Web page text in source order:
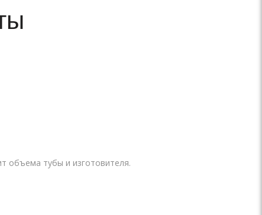
объема тубы и изготовителя.